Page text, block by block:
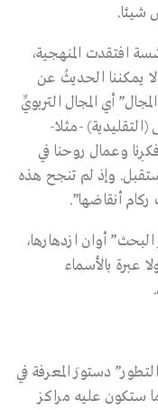
شيئا.
افتقدت المنهجية،
يمكننا الحديثُ عن
أي المجال التربويِّ
-مثلا-
وعمال روحنا في
وإذ لم تنجح هذه
أنقاضها”.
أوان ازدهارها،
عبرة بالأسماء
دستورَ المعرفة في
ستكون عليه مراكز